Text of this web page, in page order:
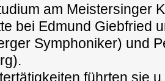
am Meistersinger
bei Edmund Giebfried
Symphoniker) und
führten sie